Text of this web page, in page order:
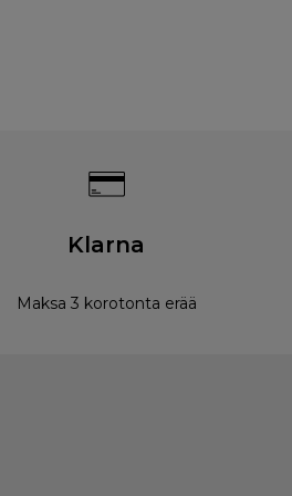
Klarna
Maksa 3 korotonta erää